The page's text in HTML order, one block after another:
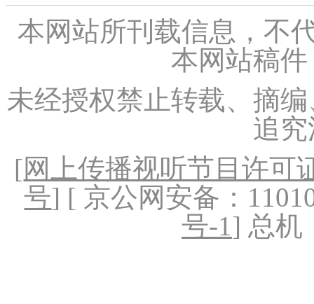
本网站所刊载信息，不
本网站稿
未经授权禁止转载、摘
追
[网上传播视听节目许可
号] [ 京公网安备：
号-1] 总机